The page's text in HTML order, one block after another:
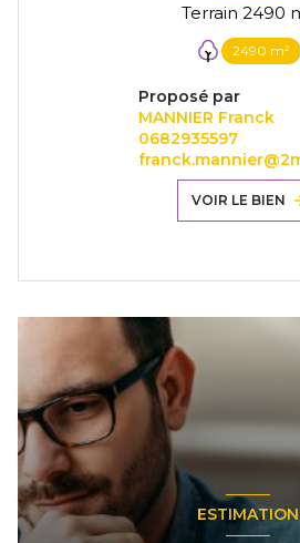
2490 m²
Proposé par
MANNIER Franck
0682935597
VOIR LE BIEN
ESTIMATION